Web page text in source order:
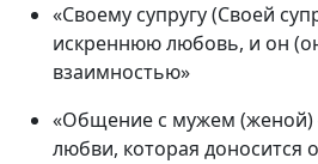
«Своему супругу (Своей
искреннюю любовь, и он
взаимностью»
«Общение с мужем (женой)
любви, которая доносится